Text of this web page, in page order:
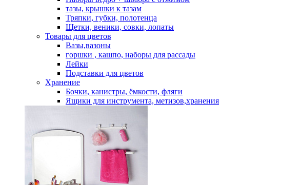
тазы, крышки к тазам
Тряпки, губки, полотенца
Щетки, веники, совки, лопаты
Товары для цветов
Вазы,вазоны
горшки , кашпо, наборы для рассады
Лейки
Подставки для цветов
Хранение
Бочки, канистры, ёмкости, фляги
Ящики для инструмента, метизов,хранения